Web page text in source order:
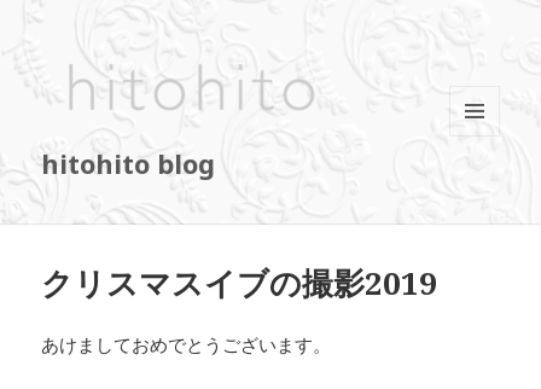
hitohito blog
クリスマスイブの撮影2019
あけましておめでとうございます。